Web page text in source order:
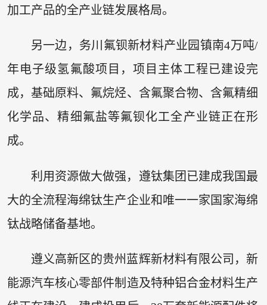
加工产品的全产业链发展格局。
另一边，务川氟钡新材料产业园镇南4万吨/
年电子级氢氟酸项目，项目主体工程已建设完
成，基础原料、氟烷烃、含氟聚合物、含氟精细
化学品、精细氟盐等氟钡化工全产业链正在形
成。
利用资源做大做强，遵钛集团已建成我国最
大的全流程海绵钛生产企业和唯一一家国家海绵
钛战略储备基地。
遵义高新区的贵州蓝辉新材料有限公司，新
能源汽车核心零部件制造及特种铝合金材料生产